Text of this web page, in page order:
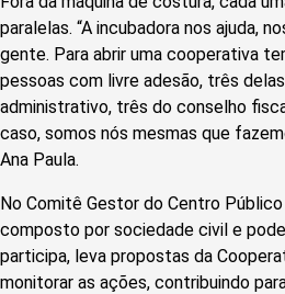
paralelas. “A incubadora nos ajuda,
gente. Para abrir uma cooperativa
pessoas com livre adesão, três
administrativo, três do conselho
caso, somos nós mesmas que
Ana Paula.
No Comitê Gestor do Centro
composto por sociedade civil e
participa, leva propostas da
monitorar as ações, contribuindo